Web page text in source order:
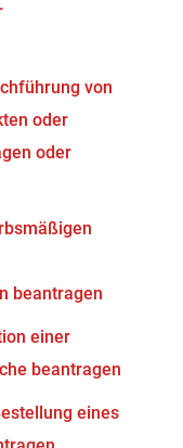
von
oder
oder
beantragen
einer
beantragen
eines